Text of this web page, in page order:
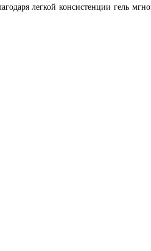
легкой консистенции гель